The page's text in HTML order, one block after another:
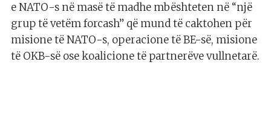
e NATO-s në masë të madhe mbështeten në “një
grup të vetëm forcash” që mund të caktohen për
misione të NATO-s, operacione të BE-së, misione
të OKB-së ose koalicione të partnerëve vullnetarë.